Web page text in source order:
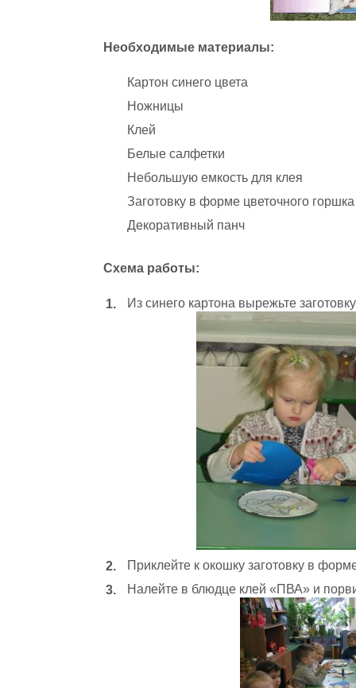
Необходимые материалы:
Картон синего цвета
Ножницы
Клей
Белые салфетки
Небольшую емкость для клея
Заготовку в форме цветочного
Декоративный панч
Схема работы:
Из синего картона вырежьте
Приклейте к окошку заготовку в
Налейте в блюдце клей «ПВА» и